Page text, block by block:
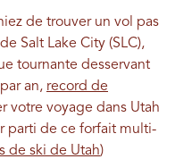
de trouver un vol pas
Salt Lake City (SLC),
tournante desservant
an, record de
votre voyage dans Utah
parti de ce forfait multi-
de ski de Utah)